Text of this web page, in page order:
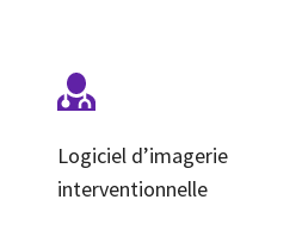
Logiciel d’imagerie
interventionnelle